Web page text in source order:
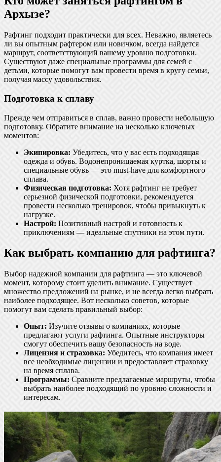
Архызе?
Рафтинг подходит практически для всех. Неважно, являетесь
ли вы опытным рафтером или новичком, всегда найдется
маршрут, соответствующий вашему уровню подготовки.
Существуют даже специальные программы для семей с
детьми, которые помогут вам провести время в кругу семьи,
получая массу удовольствия.
Подготовка к сплаву
Прежде чем отправиться в сплав, важно провести небольшую
подготовку. Обратите внимание на несколько ключевых
моментов:
Экипировка: Убедитесь, что у вас есть подходящая
одежда и обувь. Водонепроницаемая куртка, шорты и
специальные обувь — это must-have для комфортного
сплава.
Физическая подготовка: Хотя рафтинг не требует
серьезной физической подготовки, рекомендуется
провести несколько тренировок, чтобы привыкнуть к
нагрузке.
Настрой: Позитивный настрой и готовность к
приключениям — идеальные спутники на этом пути.
Как выбрать компанию для рафтинга?
Выбор надежной компании для рафтинга — это ключевой
момент, которому стоит уделить внимание. Существует
множество предложений на рынке, и не всегда легко выбрать
наиболее подходящее. Вот несколько советов, которые
помогут вам сделать правильный выбор:
Опыт: Изучите отзывы о компаниях, которые
предлагают услуги рафтинга. Опытные инструкторы
смогут обеспечить вашу безопасность на воде.
Лицензия и страховка: Убедитесь, что компания имеет
все необходимые лицензии и предоставляет страховку
на время сплава.
Программы: Сравните предлагаемые маршруты, чтобы
выбрать наиболее подходящий по уровню сложности и
интересам.